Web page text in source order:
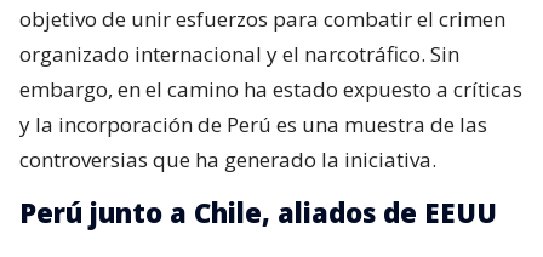
objetivo de unir esfuerzos para combatir el crimen
organizado internacional y el narcotráfico. Sin
embargo, en el camino ha estado expuesto a críticas
y la incorporación de Perú es una muestra de las
controversias que ha generado la iniciativa.
Perú junto a Chile, aliados de EEUU